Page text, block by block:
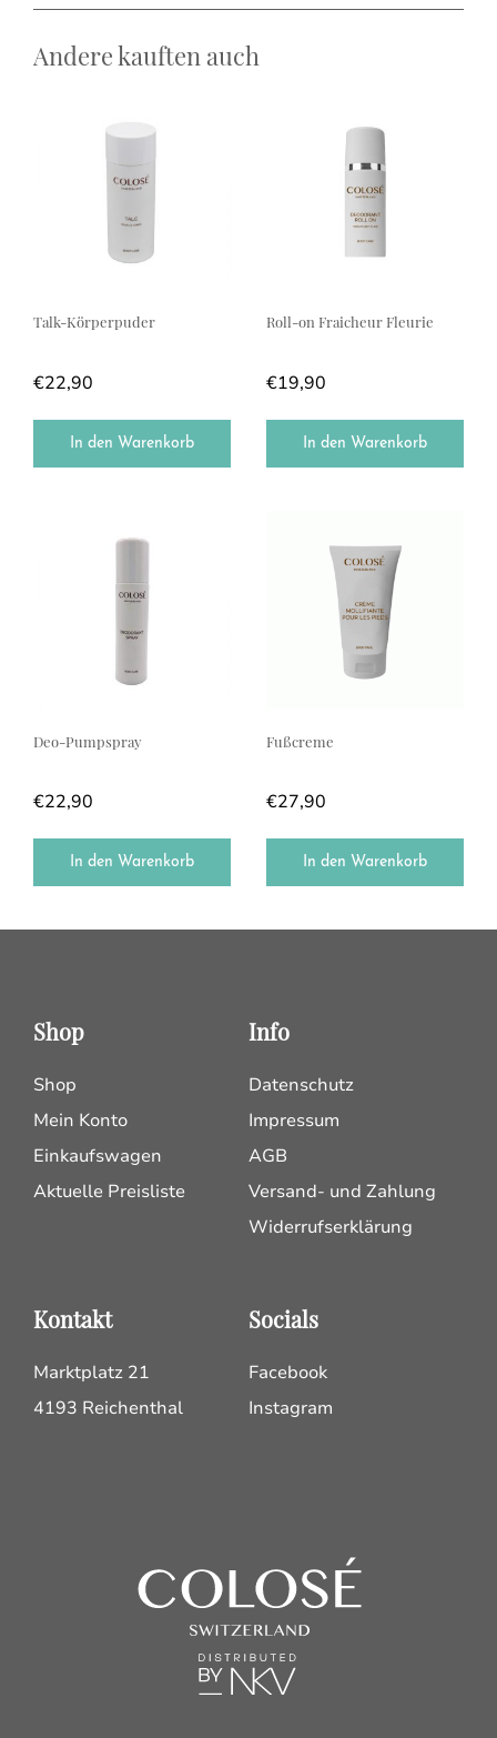
Andere kauften auch
Talk-Körperpuder
€22,90
In den Warenkorb
Roll-on Fraicheur Fleurie
€19,90
In den Warenkorb
Deo-Pumpspray
€22,90
In den Warenkorb
Fußcreme
€27,90
In den Warenkorb
Shop
Shop
Mein Konto
Einkaufswagen
Aktuelle Preisliste
Info
Datenschutz
Impressum
AGB
Versand- und Zahlung
Widerrufserklärung
Kontakt
Marktplatz 21
4193 Reichenthal
Socials
Facebook
Instagram